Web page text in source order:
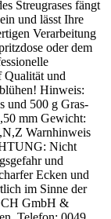
Streugrases fängt
und lässt Ihre
Verarbeitung
oder dem
Qualität und
Hinweis:
und 500 g Gras-
mm Gewicht:
Warnhinweis
Nicht
und
Ecken und
im Sinne der
GmbH &